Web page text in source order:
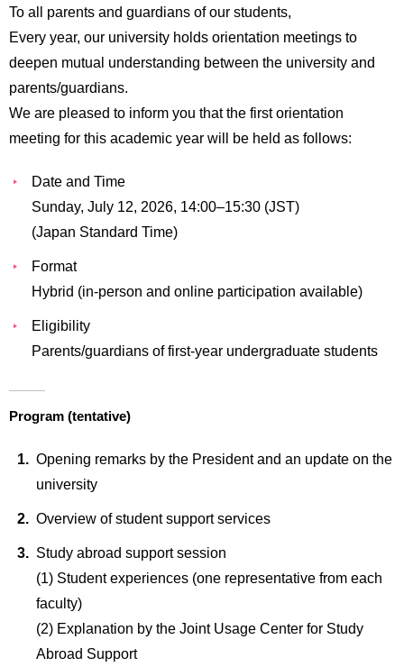
To all parents and guardians of our students,
Every year, our university holds orientation meetings to
deepen mutual understanding between the university and
parents/guardians.
We are pleased to inform you that the first orientation
meeting for this academic year will be held as follows:
Date and Time
Sunday, July 12, 2026, 14:00–15:30 (JST)
(Japan Standard Time)
Format
Hybrid (in-person and online participation available)
Eligibility
Parents/guardians of first-year undergraduate students
Program (tentative)
Opening remarks by the President and an update on the
university
Overview of student support services
Study abroad support session
(1) Student experiences (one representative from each
faculty)
(2) Explanation by the Joint Usage Center for Study
Abroad Support